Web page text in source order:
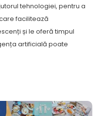
tehnologiei, pentru a
facilitează
și le oferă timpul
artificială poate